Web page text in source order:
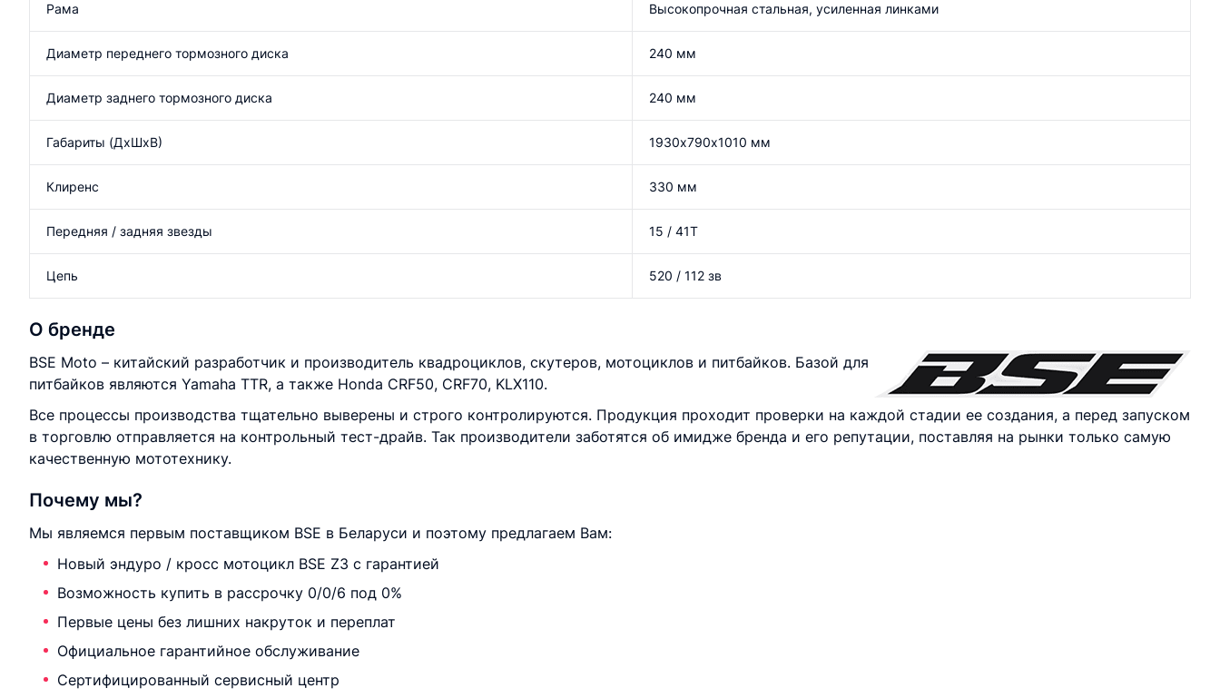
Рама Высокопрочная стальная, усиленная линками
Диаметр переднего тормозного диска 240 мм
Диаметр заднего тормозного диска 240 мм
Габариты (ДхШхВ) 1930х790х1010 мм
Клиренс 330 мм
Передняя / задняя звезды 15 / 41Т
Цепь 520 / 112 зв
О бренде
BSE Moto – китайский разработчик и производитель квадроциклов, скутеров, мотоциклов и питбайков. Базой для
питбайков являются Yamaha TTR, а также Honda CRF50, CRF70, KLX110.
Все процессы производства тщательно выверены и строго контролируются. Продукция проходит проверки на каждой стадии ее создания, а перед запуском
в торговлю отправляется на контрольный тест-драйв. Так производители заботятся об имидже бренда и его репутации, поставляя на рынки только самую
качественную мототехнику.
Почему мы?
Мы являемся первым поставщиком BSE в Беларуси и поэтому предлагаем Вам:
Новый эндуро / кросс мотоцикл BSE Z3 с гарантией
Возможность купить в рассрочку 0/0/6 под 0%
Первые цены без лишних накруток и переплат
Официальное гарантийное обслуживание
Сертифицированный сервисный центр